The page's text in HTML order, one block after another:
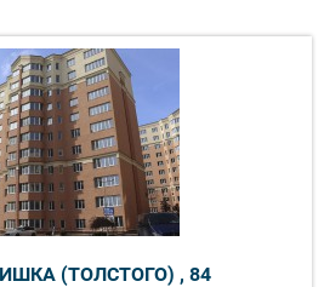
(ТОЛСТОГО) , 84